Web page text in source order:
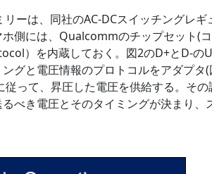
ーは、同社のAC-DCスイッチングレ
側には、Qualcommのチップセット(
）を内蔵しておく。図2のD+とD-の
グと電圧情報のプロトコルをアダプタ
って、昇圧した電圧を供給する。そ
べき電圧とそのタイミングが決まり、